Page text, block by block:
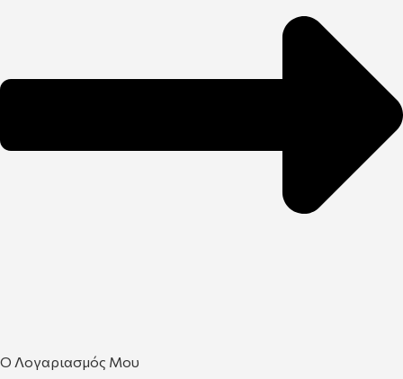
Ο Λογαριασμός Μου